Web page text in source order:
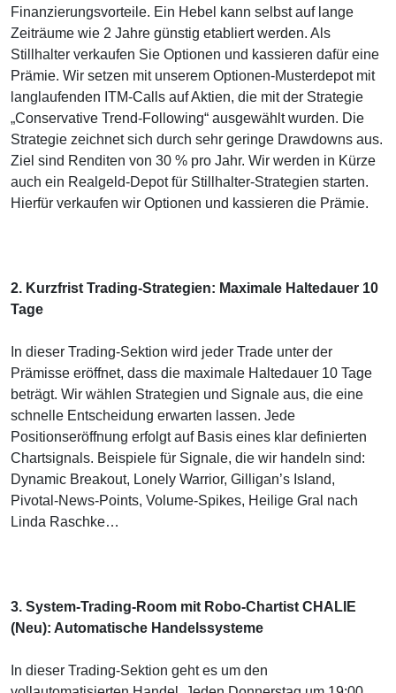
Finanzierungsvorteile. Ein Hebel kann selbst auf lange
Zeiträume wie 2 Jahre günstig etabliert werden. Als
Stillhalter verkaufen Sie Optionen und kassieren dafür eine
Prämie. Wir setzen mit unserem Optionen-Musterdepot mit
langlaufenden ITM-Calls auf Aktien, die mit der Strategie
„Conservative Trend-Following“ ausgewählt wurden. Die
Strategie zeichnet sich durch sehr geringe Drawdowns aus.
Ziel sind Renditen von 30 % pro Jahr. Wir werden in Kürze
auch ein Realgeld-Depot für Stillhalter-Strategien starten.
Hierfür verkaufen wir Optionen und kassieren die Prämie.
2. Kurzfrist Trading-Strategien: Maximale Haltedauer 10
Tage
In dieser Trading-Sektion wird jeder Trade unter der
Prämisse eröffnet, dass die maximale Haltedauer 10 Tage
beträgt. Wir wählen Strategien und Signale aus, die eine
schnelle Entscheidung erwarten lassen. Jede
Positionseröffnung erfolgt auf Basis eines klar definierten
Chartsignals. Beispiele für Signale, die wir handeln sind:
Dynamic Breakout, Lonely Warrior, Gilligan’s Island,
Pivotal-News-Points, Volume-Spikes, Heilige Gral nach
Linda Raschke…
3. System-Trading-Room mit Robo-Chartist CHALIE
(Neu): Automatische Handelssysteme
In dieser Trading-Sektion geht es um den